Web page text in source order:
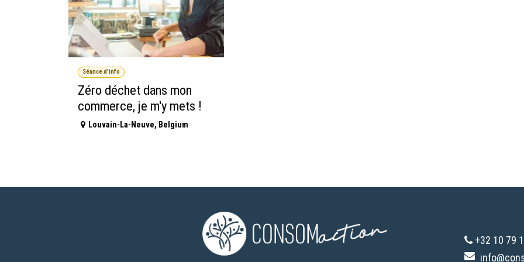
Séance d'info
Zéro déchet dans mon
commerce, je m'y mets !
Louvain-La-Neuve, Belgium
+32 10 79